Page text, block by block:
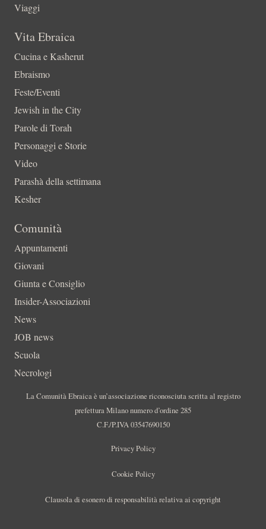
Viaggi
Vita Ebraica
Cucina e Kasherut
Ebraismo
Feste/Eventi
Jewish in the City
Parole di Torah
Personaggi e Storie
Video
Parashà della settimana
Kesher
Comunità
Appuntamenti
Giovani
Giunta e Consiglio
Insider-Associazioni
News
JOB news
Scuola
Necrologi
La Comunità Ebraica è un’associazione riconosciuta scritta al registro
prefettura Milano numero d’ordine 285
C.F./P.IVA 03547690150
Privacy Policy
Cookie Policy
Clausola di esonero di responsabilità relativa ai copyright